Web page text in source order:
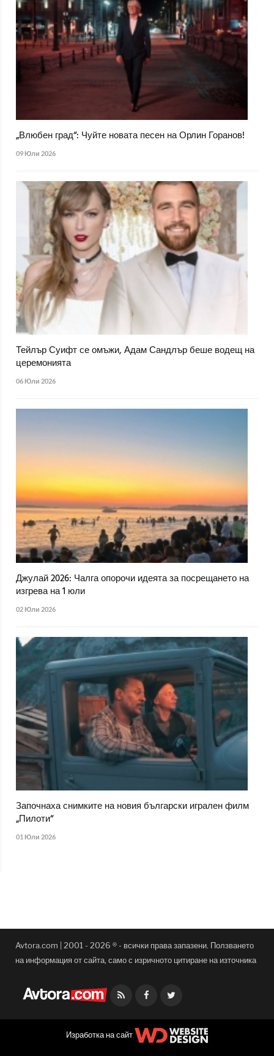
„Влюбен град“: Чуйте новата песен на Орлин Горанов!
09 Юли 2026
Тейлър Суифт се омъжи, Адам Сандлър беше водещ на
церемонията
06 Юли 2026
Джулай 2026: Чалга опорочи идеята за посрещането на
изгрева на 1 юли
02 Юли 2026
Започнаха снимките на новия български игрален филм
„Пилоти“
01 Юли 2026
Avtora.com | 2001 - 2026 ® - всички права запазени. Ползването
на информация от сайта, само с изричното цитиране на източника
Facebook
Изработка на сайт